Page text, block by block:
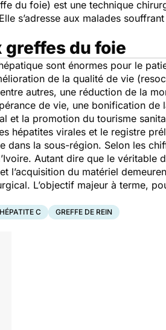
du foie) est une technique
s’adresse aux malades
du foie
sont énormes pour le
de la qualité de vie
autres, une réduction de la
de vie, une bonification
et la promotion du tourisme
hépatites virales et le registre
dans la sous-région. Selon les
Autant dire que le véritable
l’acquisition du matériel
L’objectif majeur à terme,
HÉPATITE C GREFFE DE REIN